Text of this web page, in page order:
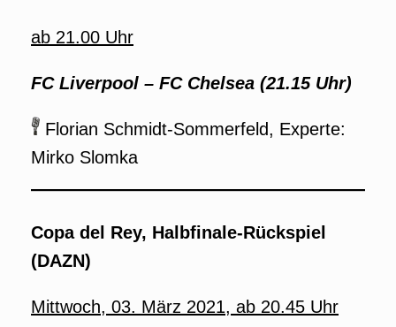
ab 21.00 Uhr
FC Liverpool – FC Chelsea (21.15 Uhr)
Florian Schmidt-Sommerfeld, Experte:
Mirko Slomka
Copa del Rey, Halbfinale-Rückspiel
(DAZN)
Mittwoch, 03. März 2021, ab 20.45 Uhr